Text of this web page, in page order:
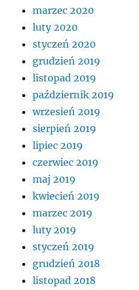
marzec 2020
luty 2020
styczeń 2020
grudzień 2019
listopad 2019
październik 2019
wrzesień 2019
sierpień 2019
lipiec 2019
czerwiec 2019
maj 2019
kwiecień 2019
marzec 2019
luty 2019
styczeń 2019
grudzień 2018
listopad 2018